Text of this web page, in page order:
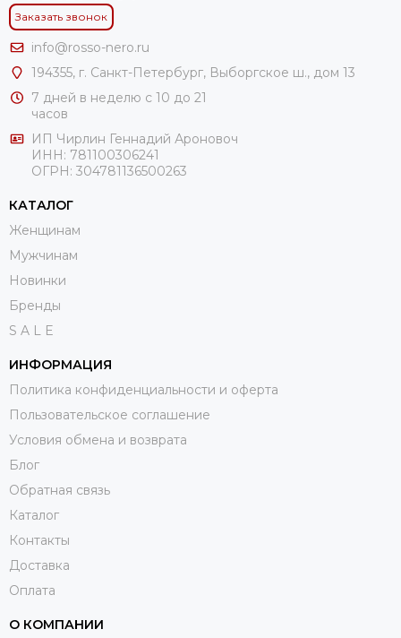
Заказать звонок
info@rosso-nero.ru
194355, г. Санкт-Петербург, Выборгское ш., дом 13
7 дней в неделю с 10 до 21
часов
ИП Чирлин Геннадий Ароновоч
ИНН: 781100306241
ОГРН: 304781136500263
КАТАЛОГ
Женщинам
Мужчинам
Новинки
Бренды
S A L E
ИНФОРМАЦИЯ
Политика конфиденциальности и оферта
Пользовательское соглашение
Условия обмена и возврата
Блог
Обратная связь
Каталог
Контакты
Доставка
Оплата
О КОМПАНИИ